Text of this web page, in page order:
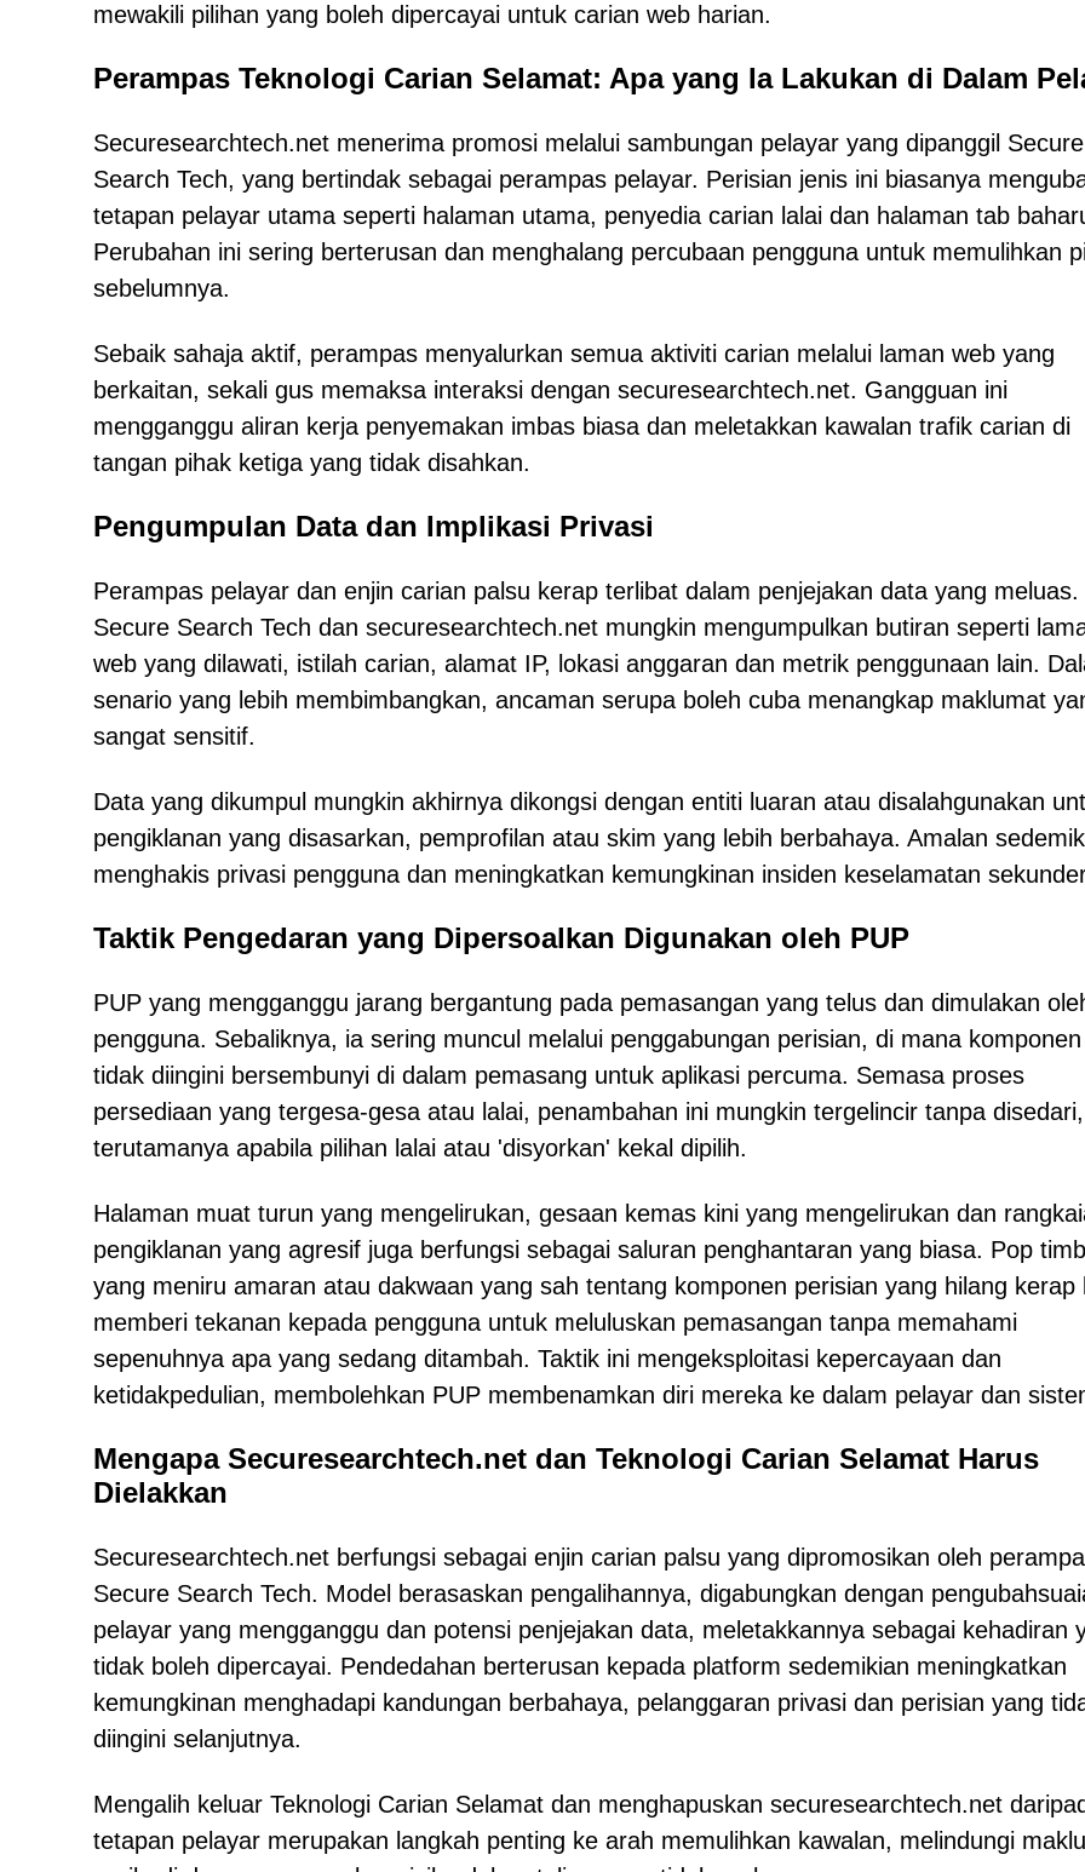
mewakili pilihan yang boleh dipercayai untuk carian web harian.
Perampas Teknologi Carian Selamat: Apa yang Ia Lakukan di Dalam
Securesearchtech.net menerima promosi melalui sambungan pelayar yang dipanggil Secure
Search Tech, yang bertindak sebagai perampas pelayar. Perisian jenis ini biasanya
tetapan pelayar utama seperti halaman utama, penyedia carian lalai dan halaman tab
Perubahan ini sering berterusan dan menghalang percubaan pengguna untuk memulihkan
sebelumnya.
Sebaik sahaja aktif, perampas menyalurkan semua aktiviti carian melalui laman web yang
berkaitan, sekali gus memaksa interaksi dengan securesearchtech.net. Gangguan ini
mengganggu aliran kerja penyemakan imbas biasa dan meletakkan kawalan trafik carian di
tangan pihak ketiga yang tidak disahkan.
Pengumpulan Data dan Implikasi Privasi
Perampas pelayar dan enjin carian palsu kerap terlibat dalam penjejakan data yang meluas.
Secure Search Tech dan securesearchtech.net mungkin mengumpulkan butiran seperti
web yang dilawati, istilah carian, alamat IP, lokasi anggaran dan metrik penggunaan lain.
senario yang lebih membimbangkan, ancaman serupa boleh cuba menangkap maklumat
sangat sensitif.
Data yang dikumpul mungkin akhirnya dikongsi dengan entiti luaran atau disalahgunakan
pengiklanan yang disasarkan, pemprofilan atau skim yang lebih berbahaya. Amalan
menghakis privasi pengguna dan meningkatkan kemungkinan insiden keselamatan
Taktik Pengedaran yang Dipersoalkan Digunakan oleh PUP
PUP yang mengganggu jarang bergantung pada pemasangan yang telus dan dimulakan
pengguna. Sebaliknya, ia sering muncul melalui penggabungan perisian, di mana
tidak diingini bersembunyi di dalam pemasang untuk aplikasi percuma. Semasa proses
persediaan yang tergesa-gesa atau lalai, penambahan ini mungkin tergelincir tanpa disedari,
terutamanya apabila pilihan lalai atau 'disyorkan' kekal dipilih.
Halaman muat turun yang mengelirukan, gesaan kemas kini yang mengelirukan dan
pengiklanan yang agresif juga berfungsi sebagai saluran penghantaran yang biasa. Pop
yang meniru amaran atau dakwaan yang sah tentang komponen perisian yang hilang kerap
memberi tekanan kepada pengguna untuk meluluskan pemasangan tanpa memahami
sepenuhnya apa yang sedang ditambah. Taktik ini mengeksploitasi kepercayaan dan
ketidakpedulian, membolehkan PUP membenamkan diri mereka ke dalam pelayar dan
Mengapa Securesearchtech.net dan Teknologi Carian Selamat Harus
Dielakkan
Securesearchtech.net berfungsi sebagai enjin carian palsu yang dipromosikan oleh
Secure Search Tech. Model berasaskan pengalihannya, digabungkan dengan
pelayar yang mengganggu dan potensi penjejakan data, meletakkannya sebagai kehadiran
tidak boleh dipercayai. Pendedahan berterusan kepada platform sedemikian meningkatkan
kemungkinan menghadapi kandungan berbahaya, pelanggaran privasi dan perisian yang
diingini selanjutnya.
Mengalih keluar Teknologi Carian Selamat dan menghapuskan securesearchtech.net
tetapan pelayar merupakan langkah penting ke arah memulihkan kawalan, melindungi